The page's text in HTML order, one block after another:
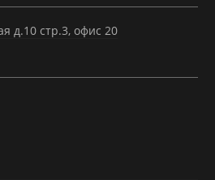
д.10 стр.3, офис 20